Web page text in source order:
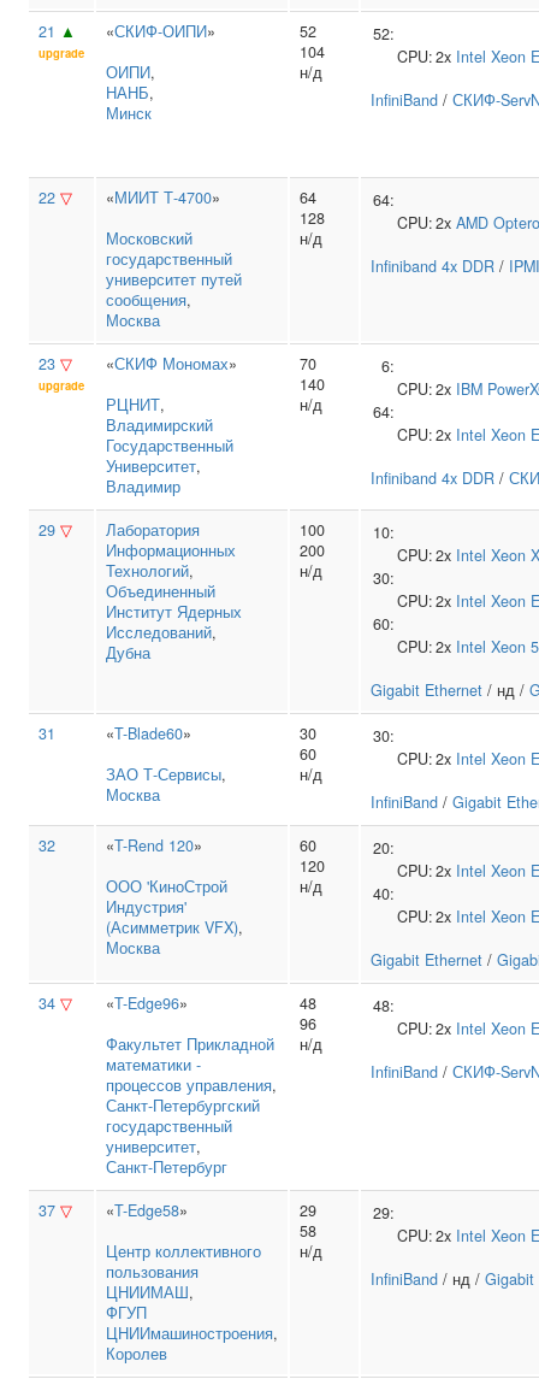
21 ▲
upgrade
«СКИФ-ОИПИ»
ОИПИ,
НАНБ,
Минск
52
104
н/д
52:
CPU:2x Intel Xeon
InfiniBand / СКИФ-
22 ▽ «МИИТ Т-4700»
Московский
государственный
университет путей
сообщения,
Москва
64
128
н/д
64:
CPU:2x AMD
Infiniband 4x DDR / IPMI
23 ▽
upgrade
«СКИФ Мономах»
РЦНИТ,
Владимирский
Государственный
Университет,
Владимир
70
140
н/д
6:
CPU:2x IBM
64:
CPU:2x Intel Xeon
Infiniband 4x DDR /
29 ▽
Лаборатория
Информационных
Технологий,
Объединенный
Институт Ядерных
Исследований,
Дубна
100
200
н/д
10:
CPU:2x Intel Xeon
30:
CPU:2x Intel Xeon
60:
CPU:2x Intel Xeon
Gigabit Ethernet / нд /
31
«T-Blade60»
ЗАО Т‑Сервисы,
Москва
30
60
н/д
30:
CPU:2x Intel Xeon
InfiniBand / Gigabit
32
«T-Rend 120»
ООО 'КиноСтрой
Индустрия'
(Асимметрик VFX),
Москва
60
120
н/д
20:
CPU:2x Intel Xeon
40:
CPU:2x Intel Xeon
Gigabit Ethernet /
34 ▽ «T-Edge96»
Факультет Прикладной
математики ‑
процессов управления,
Санкт‑Петербургский
государственный
университет,
Санкт-Петербург
48
96
н/д
48:
CPU:2x Intel Xeon
InfiniBand / СКИФ-
37 ▽ «T-Edge58»
Центр коллективного
пользования
ЦНИИМАШ,
ФГУП
ЦНИИмашиностроения,
Королев
29
58
н/д
29:
CPU:2x Intel Xeon
InfiniBand / нд / Gigabit